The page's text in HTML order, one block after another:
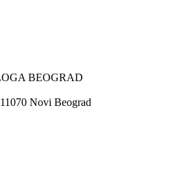
BEOGRAD
Novi Beograd